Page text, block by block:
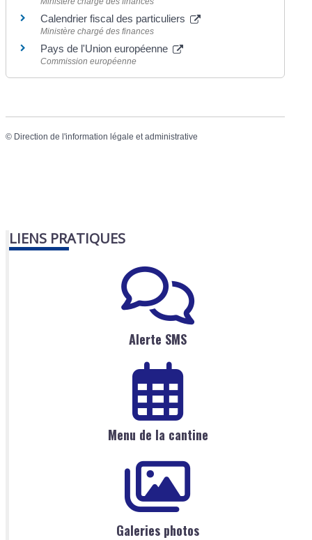
Calendrier fiscal des particuliers
Ministère chargé des finances
Pays de l'Union européenne
Commission européenne
© Direction de l'information légale et administrative
LIENS PRATIQUES
Alerte SMS
Menu de la cantine
Galeries photos